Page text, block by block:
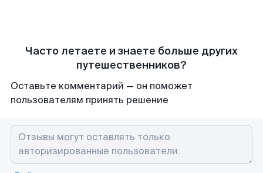
Часто летаете и знаете больше других
путешественников?
Оставьте комментарий — он поможет
пользователям принять решение